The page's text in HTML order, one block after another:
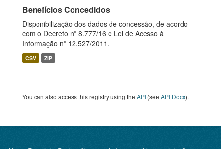
Benefícios Concedidos
Disponibilização dos dados de concessão, de acordo
com o Decreto nº 8.777/16 e Lei de Acesso à
Informação nº 12.527/2011.
CSV ZIP
You can also access this registry using the API (see API Docs).